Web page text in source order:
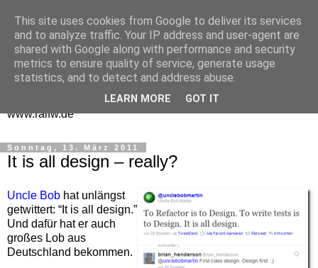
One Man Think Tank
Gedanken
Spontanes und Überlegtes aus meinem "Denkraum" -
www.ralfw.de
Sonntag, 13. März 2011
It is all design – really?
Uncle Bob hat unlängst
getwittert: “It is all design.”
Und dafür hat er auch
großes Lob aus
Deutschland bekommen.
This site uses cookies from Google to deliver its services
and to analyze traffic. Your IP address and user-agent are
shared with Google along with performance and security
metrics to ensure quality of service, generate usage
statistics, and to detect and address abuse.
LEARN MORE GOT IT